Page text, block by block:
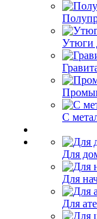
Утюги
С
Для
Для
Для